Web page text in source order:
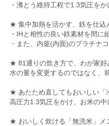
・沸とう維持工程で1.3気圧を
★ 集中加熱を活かす、鉄を仕込
・IHと相性の良い鉄素材を間に
・また、内釜(内面)のプラチナ
★ 81通りの炊き方で、わが家好
水の量を変更するのではなく、
★ あたため直してもおいしい「
高圧力1.3気圧をかけ、お米の
★ おいしく炊ける「無洗米」メ